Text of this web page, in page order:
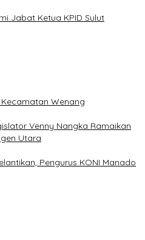
Jabat Ketua KPID Sulut
Kecamatan Wenang
Venny Nangka Ramaikan
Utara
Pengurus KONI Manado